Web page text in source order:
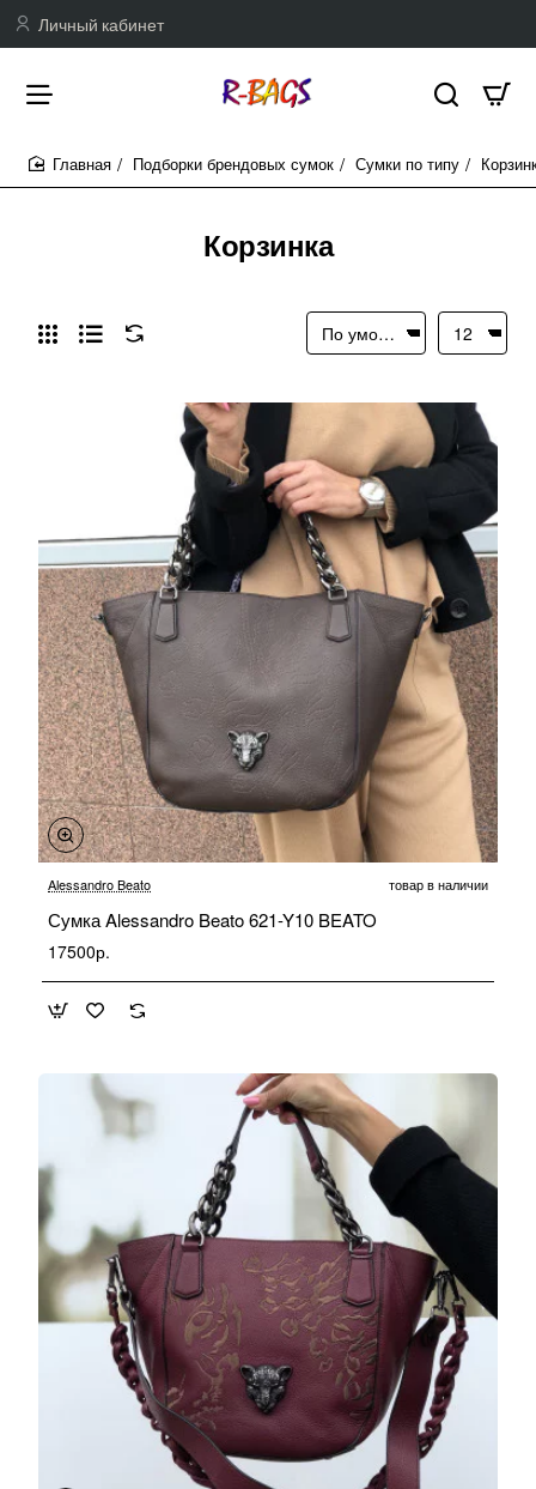
Личный кабинет
Корзинка
Подборки брендовых сумок Сумки по типу
Alessandro Beato товар в наличии
Сумка Alessandro Beato 621-Y10 BEATO
17500р.